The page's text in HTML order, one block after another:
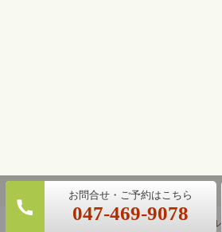
047-469-9078
パソコン ｜モバイル